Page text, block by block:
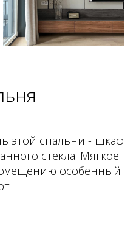
этой спальни - шкаф
стекла. Мягкое
особенный